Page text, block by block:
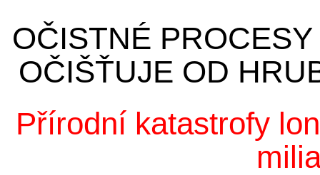
OČISTNÉ
OČIŠŤUJE OD
Přírodní katastrofy